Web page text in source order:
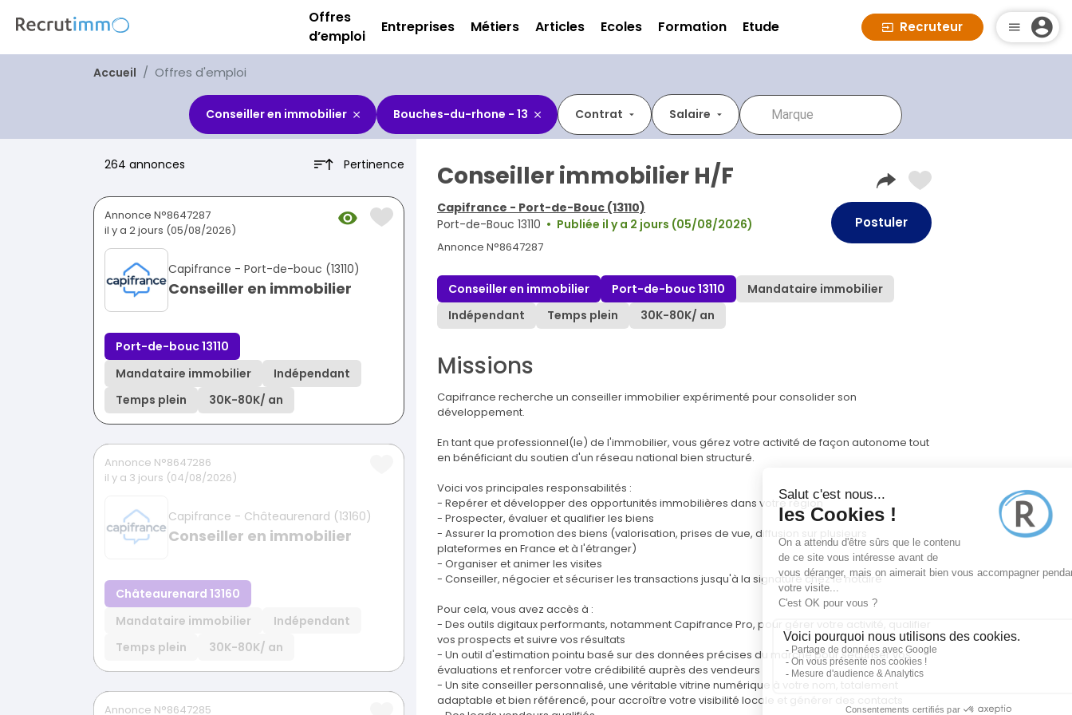
Offres
d’emploi
Entreprises Métiers Articles Ecoles Formation Etude Recruteur
Accueil Offres d'emploi
Conseiller en immobilier Bouches-du-rhone - 13 Contrat Salaire
264 annonces Pertinence
Annonce N°8647287
il y a 2 jours (05/08/2026)
Capifrance - Port-de-bouc (13110)
Conseiller en immobilier
Port-de-bouc 13110
Mandataire immobilier
Indépendant
Temps plein
30K-80K/ an
Annonce N°8647286
il y a 3 jours (04/08/2026)
Capifrance - Châteaurenard (13160)
Conseiller en immobilier
Châteaurenard 13160
Mandataire immobilier
Indépendant
Temps plein
30K-80K/ an
Annonce N°8647285
Conseiller immobilier H/F
Capifrance - Port-de-Bouc (13110)
Port-de-Bouc 13110
Publiée il y a 2 jours (05/08/2026)
Annonce N°8647287
Postuler
Conseiller en immobilier Port-de-bouc 13110
Mandataire immobilier
Indépendant
Temps plein 30K-80K/ an
Missions
Capifrance recherche un conseiller immobilier expérimenté pour consolider son
développement.
En tant que professionnel(le) de l'immobilier, vous gérez votre activité de façon autonome tout
en bénéficiant du soutien d'un réseau national bien structuré.
Voici vos principales responsabilités :
- Repérer et développer des opportunités immobilières dans votre région
- Prospecter, évaluer et qualifier les biens
- Assurer la promotion des biens (valorisation, prises de vue, diffusion sur plusieurs
plateformes en France et à l'étranger)
- Organiser et animer les visites
- Conseiller, négocier et sécuriser les transactions jusqu'à la signature chez le notaire
Pour cela, vous avez accès à :
- Des outils digitaux performants, notamment Capifrance Pro, pour gérer votre activité, qualifier
vos prospects et suivre vos résultats
- Un outil d'estimation pointu basé sur des données précises du marché pour sécuriser vos
évaluations et renforcer votre crédibilité auprès des vendeurs
- Un site conseiller personnalisé, une véritable vitrine numérique à votre nom, totalement
adaptable et bien référencé, pour accroître votre visibilité locale et générer des contacts